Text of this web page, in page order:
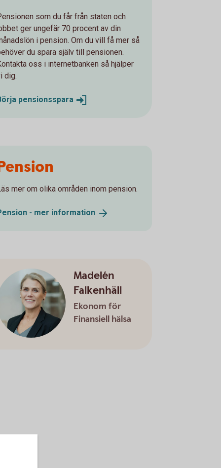
som du får från staten och
ger ungefär 70 procent av din
i pension. Om du vill få mer så
du spara själv till pensionen.
oss i internetbanken så hjälper
dig.
pensionsspara
mer om olika områden inom pension.
- mer information
Madelén
Falkenhäll
Ekonom för
Finansiell hälsa